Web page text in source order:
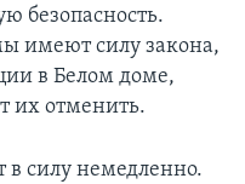
безопасность.
имеют силу закона,
в Белом доме,
их отменить.
силу немедленно.